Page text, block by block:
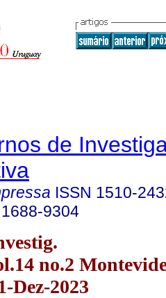
de
ISSN 1510-
1688-9304
no.2
Dez-2023